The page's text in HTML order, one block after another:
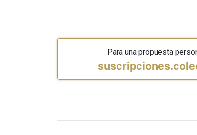
Para una propuesta